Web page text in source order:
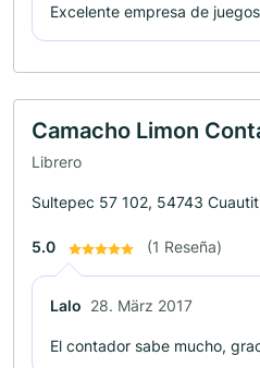
Excelente empresa de
Camacho Limon
Librero
Sultepec 57 102, 54743
5.0 (1 Reseña)
Lalo 28. März 2017
El contador sabe mucho,